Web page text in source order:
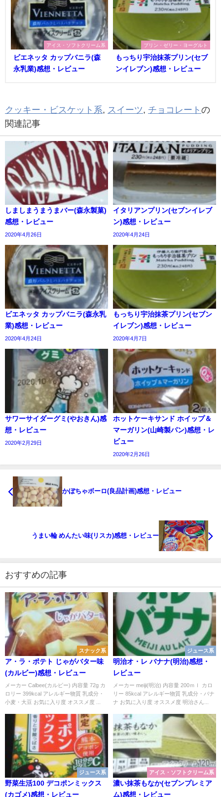
アイス・ソフトクリーム系
ビエネッタ カップバニラ(森
永乳業)感想・レビュー
プリン・ゼリー・ヨーグルト
もっちり宇治抹茶プリン(セブ
ンイレブン)感想・レビュー
クッキー・ビスケット系, スイーツ, チョコレート の
関連記事
しましまうまうまバー(森永製菓)
感想・レビュー
2020年4月26日
イタリアンプリン(セブンイレブ
ン)感想・レビュー
2020年4月24日
ビエネッタ カップバニラ(森永乳
業)感想・レビュー
2020年4月24日
もっちり宇治抹茶プリン(セブン
イレブン)感想・レビュー
2020年4月7日
サワーサイダーグミ(やおきん)感
想・レビュー
2020年2月29日
ホットケーキサンド ホイップ＆
マーガリン(山崎製パン)感想・レ
ビュー
2020年2月26日
かぼちゃボーロ(良品計画)感想・レビュー
うまい輪 めんたい味(リスカ)感想・レビュー
おすすめの記事
スナック系
ア・ラ・ポテト じゃがバター味
(カルビー)感想・レビュー
メーカー Calbee(カルビー) 内容量 72g カ
ロリー 399kcal アレルギー物質 乳成分・
小麦・大豆 お気に入り度 オススメ度 ...
ジュース系
明治オ・レ バナナ(明治)感想・
レビュー
メーカー meiji(明治) 内容量 200ｍｌ カロ
リー 85kcal アレルギー物質 乳成分・バナ
ナ お気に入り度 オススメ度 明治さん...
ジュース系
野菜生活100 デコポンミックス
(カゴメ)感想・レビュー
アイス・ソフトクリーム系
濃い抹茶もなか(セブンプレミア
ム)感想・レビュー